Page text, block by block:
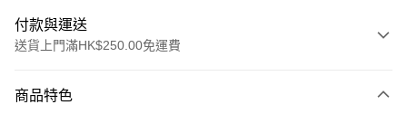
付款與運送
送貨上門滿HK$250.00免運費
信用卡
商品特色